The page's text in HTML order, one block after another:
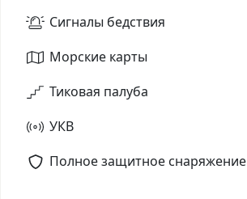
Сигналы бедствия
Морские карты
Тиковая палуба
УКВ
Полное защитное снаряжение